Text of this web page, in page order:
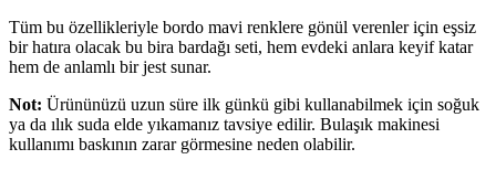
Tüm bu özellikleriyle bordo mavi renklere gönül verenler için eşsiz
bir hatıra olacak bu bira bardağı seti, hem evdeki anlara keyif katar
hem de anlamlı bir jest sunar.
Not: Ürününüzü uzun süre ilk günkü gibi kullanabilmek için soğuk
ya da ılık suda elde yıkamanız tavsiye edilir. Bulaşık makinesi
kullanımı baskının zarar görmesine neden olabilir.